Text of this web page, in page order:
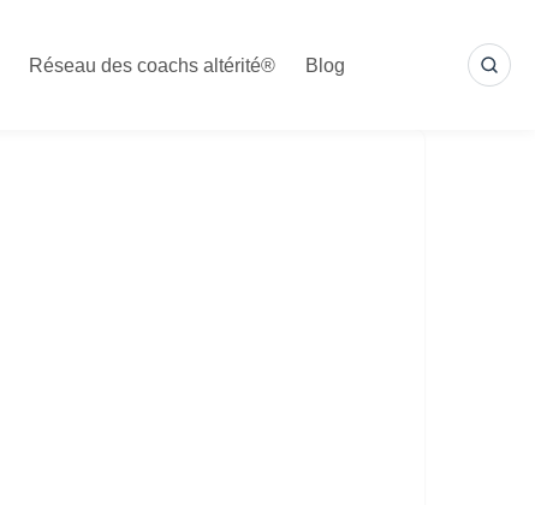
Réseau des coachs altérité® Blog